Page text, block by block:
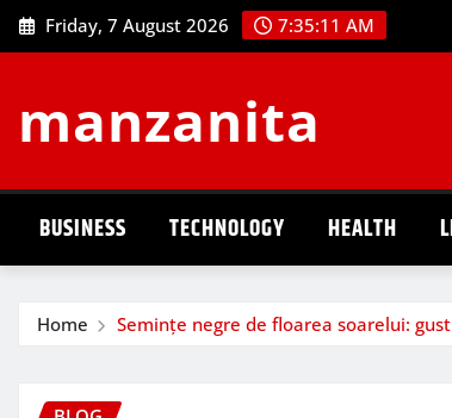
Skip
to
Friday, 7 August 2026 7:35:12 AM
manzanita
BUSINESS TECHNOLOGY HEALTH
Home Semințe negre de floarea soarelui: